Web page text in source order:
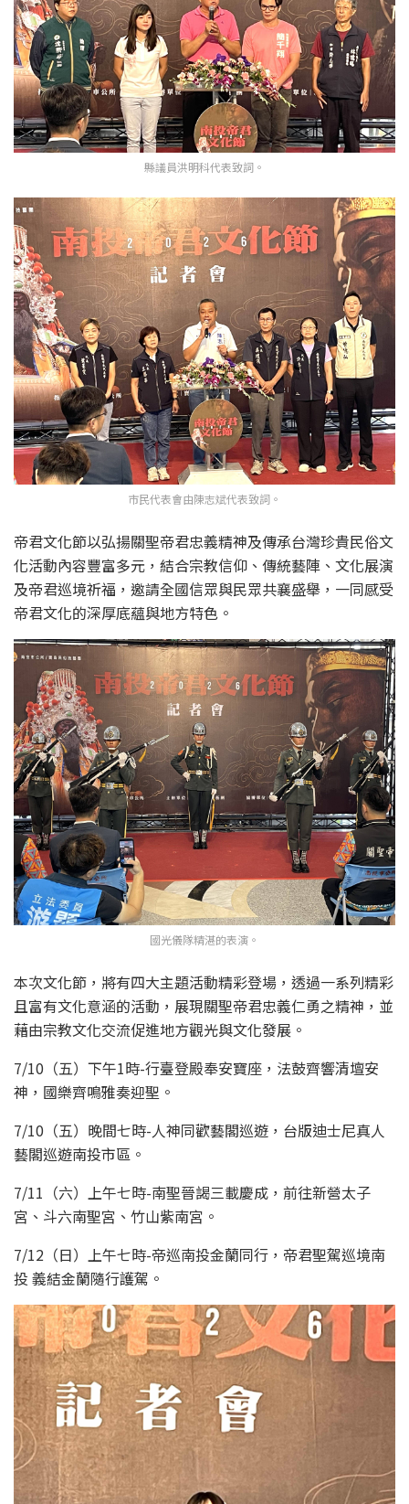
縣議員洪明科代表致詞。
市民代表會由陳志斌代表致詞。
帝君文化節以弘揚關聖帝君忠義精神及傳承台灣珍貴民俗文
化活動內容豐富多元，結合宗教信仰、傳統藝陣、文化展演
及帝君巡境祈福，邀請全國信眾與民眾共襄盛舉，一同感受
帝君文化的深厚底蘊與地方特色。
國光儀隊精湛的表演。
本次文化節，將有四大主題活動精彩登場，透過一系列精彩
且富有文化意涵的活動，展現關聖帝君忠義仁勇之精神，並
藉由宗教文化交流促進地方觀光與文化發展。
7/10（五）下午1時-行臺登殿奉安寶座，法鼓齊響清壇安
神，國樂齊鳴雅奏迎聖。
7/10（五）晚間七時-人神同歡藝閣巡遊，台版迪士尼真人
藝閣巡遊南投市區。
7/11（六）上午七時-南聖晉謁三載慶成，前往新營太子
宮、斗六南聖宮、竹山紫南宮。
7/12（日）上午七時-帝巡南投金蘭同行，帝君聖駕巡境南
投 義結金蘭隨行護駕。